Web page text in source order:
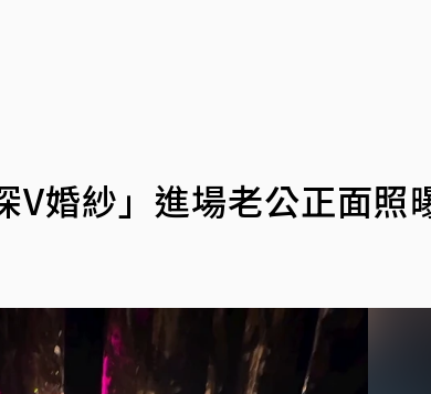
婚紗」進場老公正面照